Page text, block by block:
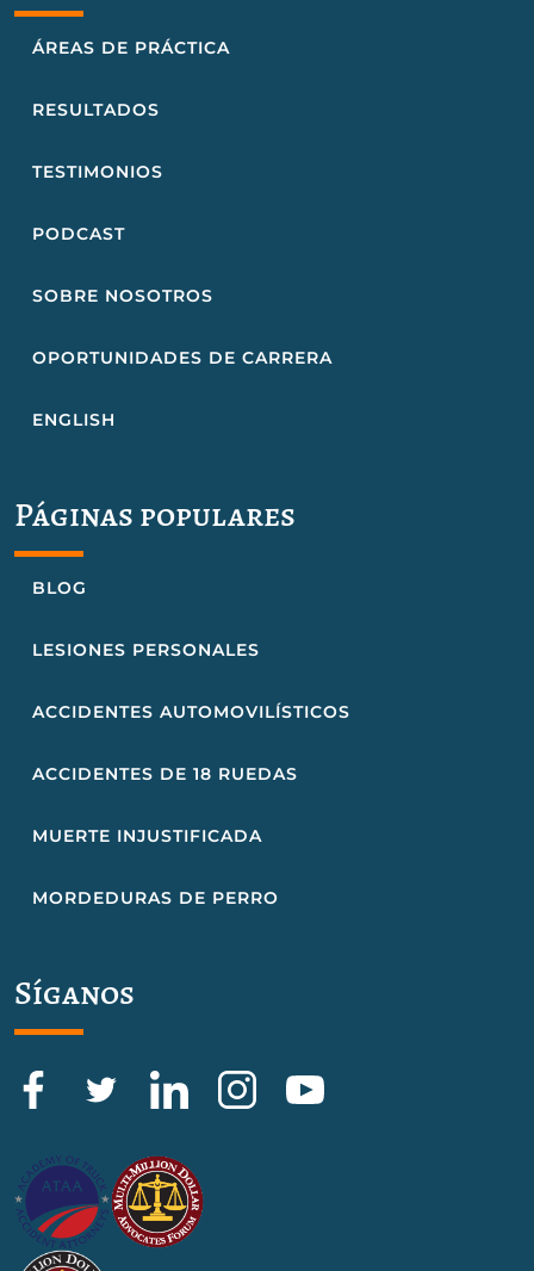
ÁREAS DE PRÁCTICA
RESULTADOS
TESTIMONIOS
PODCAST
SOBRE NOSOTROS
OPORTUNIDADES DE CARRERA
ENGLISH
Páginas populares
BLOG
LESIONES PERSONALES
ACCIDENTES AUTOMOVILÍSTICOS
ACCIDENTES DE 18 RUEDAS
MUERTE INJUSTIFICADA
MORDEDURAS DE PERRO
Síganos